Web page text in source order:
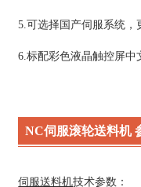
5.可选择国产伺服系统，
6.标配彩色液晶触控屏中
NC伺服滚轮送料机
伺服送料机技术参数：